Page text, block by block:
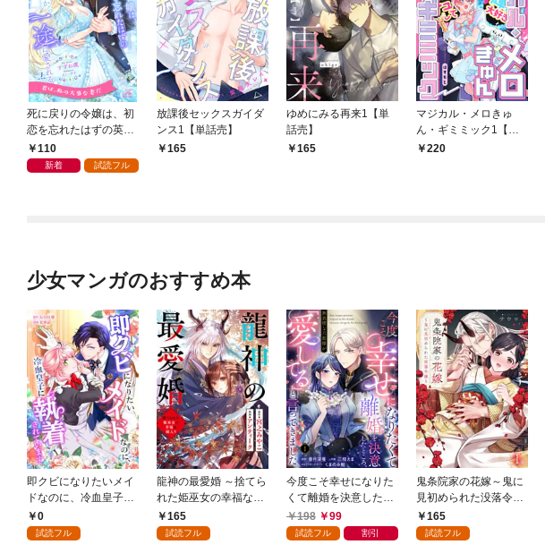
死に戻りの令嬢は、初
恋を忘れたはずの英雄
騎士から一途に愛され
る【１】
110
新着 試読フル
放課後セックスガイダ
ンス1【単話売】
165
ゆめにみる再来1【単
話売】
165
マジカル・メロきゅ
ん・ギミミック1【単
話売】
220
少女マンガのおすすめ本
即クビになりたいメイ
ドなのに、冷血皇子に
執着されています第1
話
0
試読フル
龍神の最愛婚 ～捨てら
れた姫巫女の幸福な嫁
入り～: 1
165
試読フル
今度こそ幸せになりた
くて離婚を決意したと
ころ、無表情な旦那様
が「愛してる」と言っ
198 99
試読フル 割引
鬼条院家の花嫁～鬼に
見初められた没落令嬢
～１165
試読フル